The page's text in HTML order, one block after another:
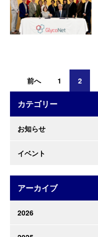
ペ
り
前へ 1 2
カテゴリー
お知らせ
イベント
アーカイブ
2026